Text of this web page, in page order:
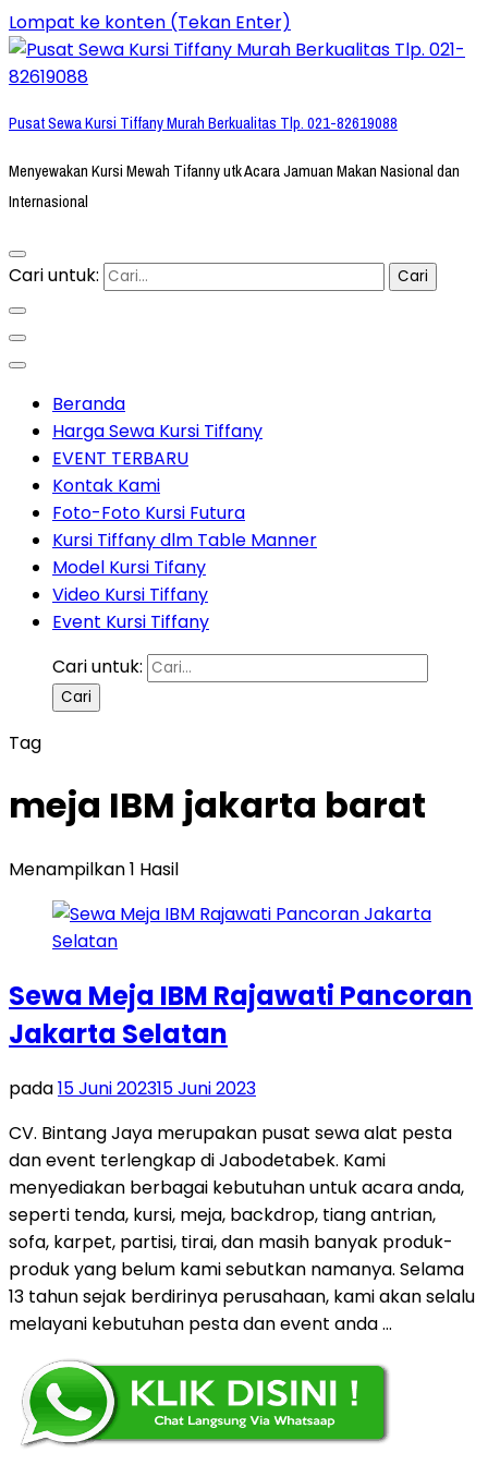
Lompat ke konten (Tekan Enter)
Pusat Sewa Kursi Tiffany Murah Berkualitas Tlp. 021-82619088
Menyewakan Kursi Mewah Tifanny utk Acara Jamuan Makan Nasional dan
Internasional
Cari untuk:
Beranda
Harga Sewa Kursi Tiffany
EVENT TERBARU
Kontak Kami
Foto-Foto Kursi Futura
Kursi Tiffany dlm Table Manner
Model Kursi Tifany
Video Kursi Tiffany
Event Kursi Tiffany
Cari untuk:
Tag
meja IBM jakarta barat
Menampilkan 1 Hasil
Sewa Meja IBM Rajawati Pancoran
Jakarta Selatan
pada15 Juni 202315 Juni 2023
CV. Bintang Jaya merupakan pusat sewa alat pesta
dan event terlengkap di Jabodetabek. Kami
menyediakan berbagai kebutuhan untuk acara anda,
seperti tenda, kursi, meja, backdrop, tiang antrian,
sofa, karpet, partisi, tirai, dan masih banyak produk-
produk yang belum kami sebutkan namanya. Selama
13 tahun sejak berdirinya perusahaan, kami akan selalu
melayani kebutuhan pesta dan event anda …